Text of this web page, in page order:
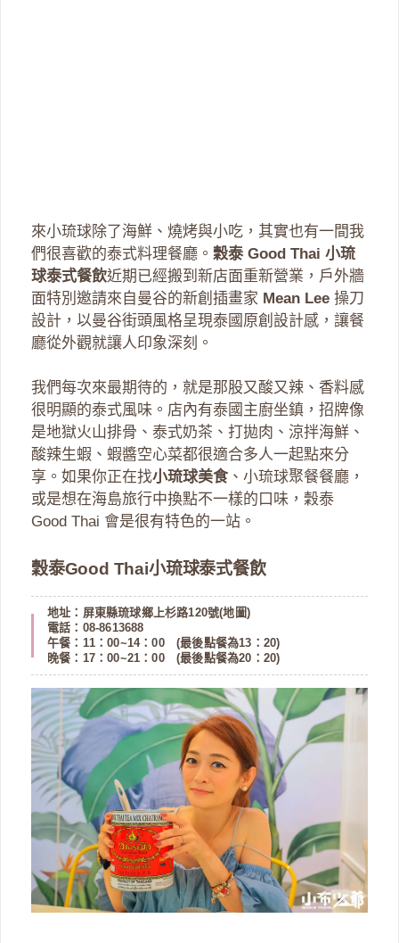
來小琉球除了海鮮、燒烤與小吃，其實也有一間我
們很喜歡的泰式料理餐廳。 穀泰 Good Thai 小琉
球泰式餐飲近期已經搬到新店面重新營業，戶外牆
面特別邀請來自曼谷的新創插畫家 Mean Lee 操刀
設計，以曼谷街頭風格呈現泰國原創設計感，讓餐
廳從外觀就讓人印象深刻。
我們每次來最期待的，就是那股又酸又辣、香料感
很明顯的泰式風味。店內有泰國主廚坐鎮，招牌像
是地獄火山排骨、泰式奶茶、打拋肉、涼拌海鮮、
酸辣生蝦、蝦醬空心菜都很適合多人一起點來分
享。如果你正在找小琉球美食、小琉球聚餐餐廳，
或是想在海島旅行中換點不一樣的口味，穀泰
Good Thai 會是很有特色的一站。
穀泰Good Thai小琉球泰式餐飲
地址：屏東縣琉球鄉上杉路120號(地圖)
電話：08-8613688
午餐：11：00~14：00 (最後點餐為13：20)
晚餐：17：00~21：00 (最後點餐為20：20)